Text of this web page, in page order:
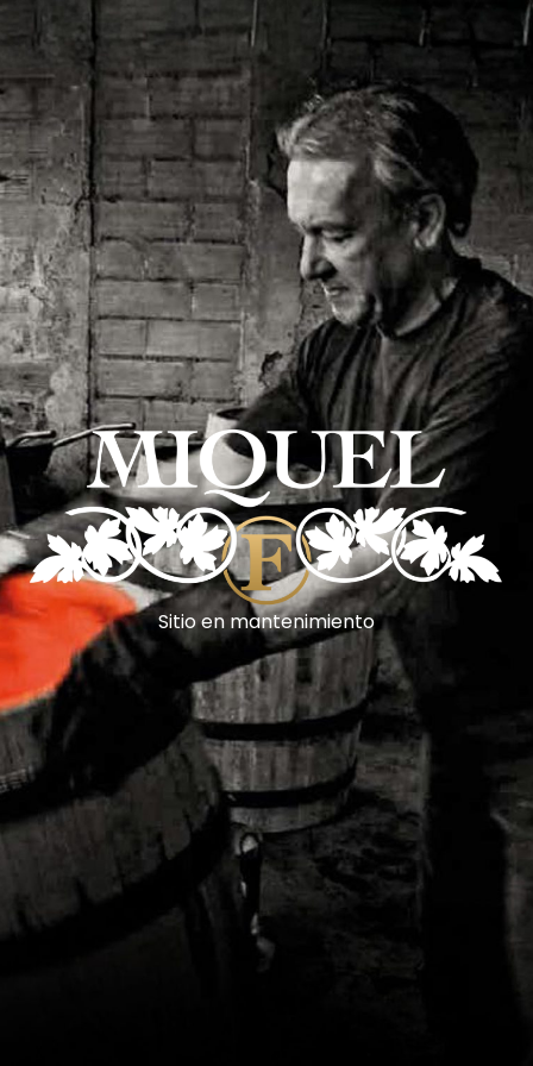
Sitio en mantenimiento